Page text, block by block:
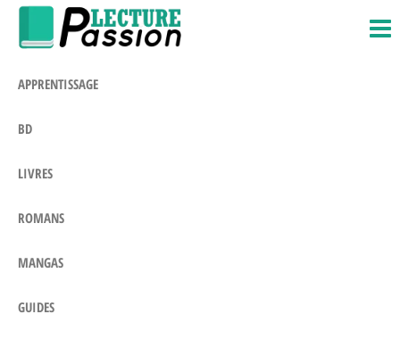
Salta
contenuto
APPRENTISSAGE
BD
LIVRES
ROMANS
MANGAS
GUIDES